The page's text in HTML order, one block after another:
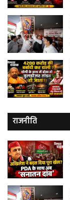
राजनीति